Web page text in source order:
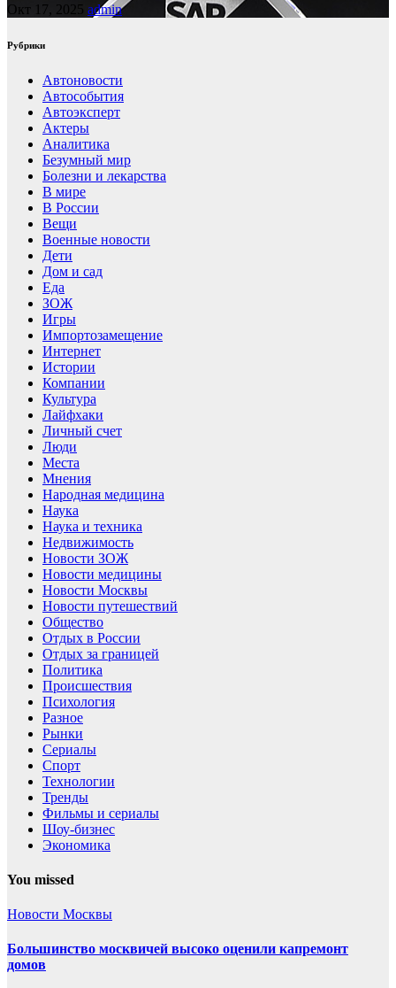
Окт 17, 2025 admin
Рубрики
Автоновости
Автособытия
Автоэксперт
Актеры
Аналитика
Безумный мир
Болезни и лекарства
В мире
В России
Вещи
Военные новости
Дети
Дом и сад
Еда
ЗОЖ
Игры
Импортозамещение
Интернет
Истории
Компании
Культура
Лайфхаки
Личный счет
Люди
Места
Мнения
Народная медицина
Наука
Наука и техника
Недвижимость
Новости ЗОЖ
Новости медицины
Новости Москвы
Новости путешествий
Общество
Отдых в России
Отдых за границей
Политика
Происшествия
Психология
Разное
Рынки
Сериалы
Спорт
Технологии
Тренды
Фильмы и сериалы
Шоу-бизнес
Экономика
You missed
Новости Москвы
Большинство москвичей высоко оценили капремонт
домов